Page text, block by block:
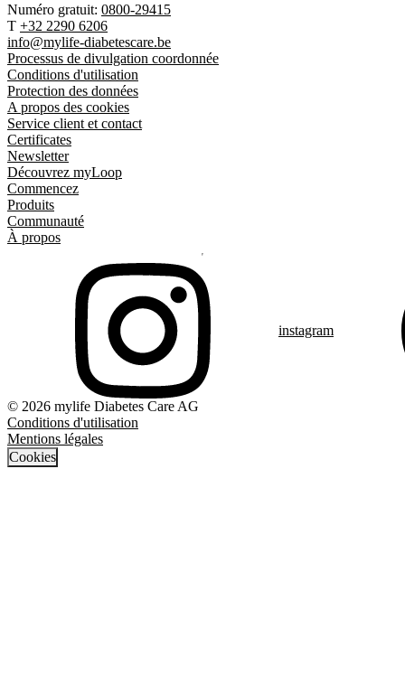
Numéro gratuit: 0800-29415
T +32 2290 6206
info@mylife-diabetescare.be
Processus de divulgation coordonnée
Conditions d'utilisation
Protection des données
A propos des cookies
Service client et contact
Certificates
Newsletter
Découvrez myLoop
Commencez
Produits
Communauté
À propos
instagram
© 2026 mylife Diabetes Care AG
Conditions d'utilisation
Mentions légales
Cookies